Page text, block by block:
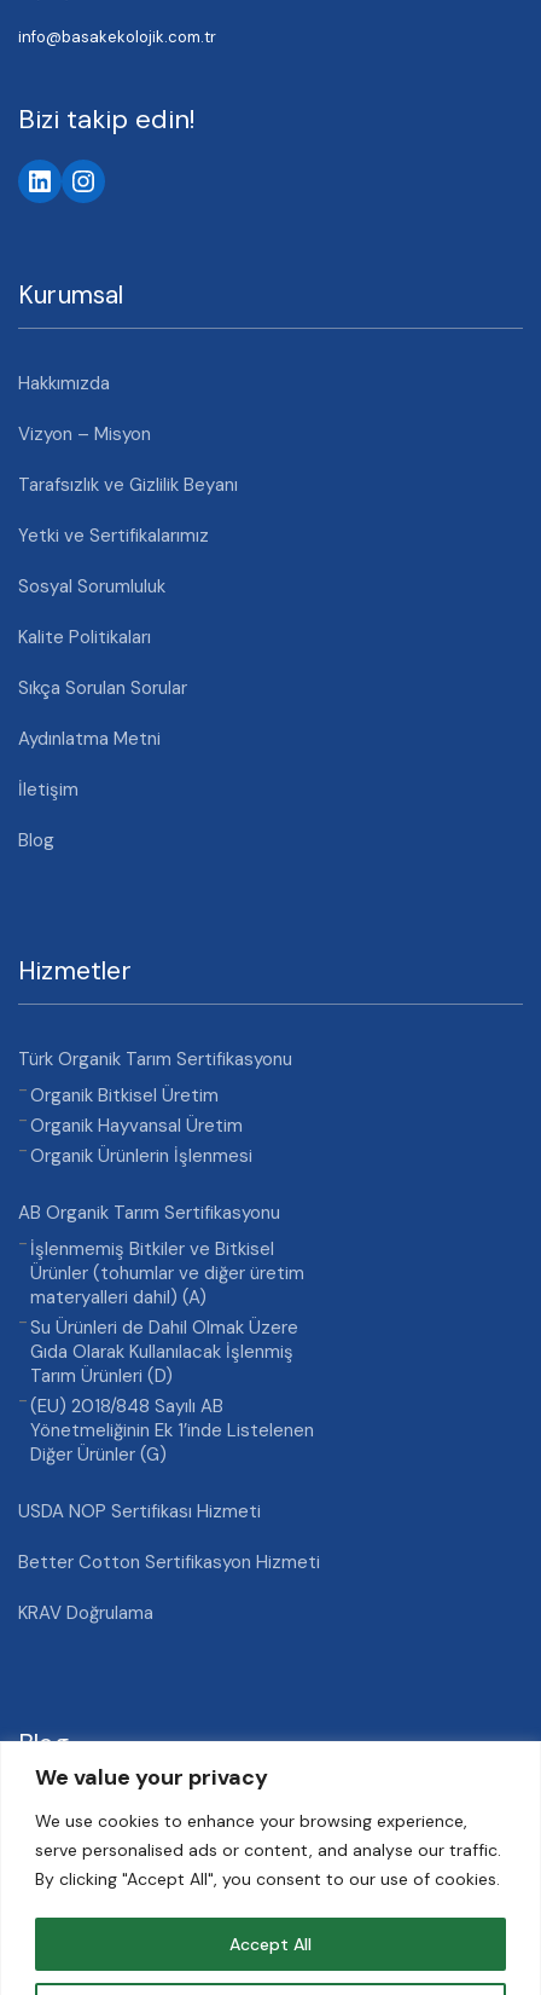
We value your privacy
We use cookies to enhance your browsing experience,
serve personalised ads or content, and analyse our traffic.
By clicking "Accept All", you consent to our use of cookies.
Accept All
info@basakekolojik.com.tr
Bizi takip edin!
LinkedInInstagram
Kurumsal
Hakkımızda
Vizyon – Misyon
Tarafsızlık ve Gizlilik Beyanı
Yetki ve Sertifikalarımız
Sosyal Sorumluluk
Kalite Politikaları
Sıkça Sorulan Sorular
Aydınlatma Metni
İletişim
Blog
Hizmetler
Türk Organik Tarım Sertifikasyonu
Organik Bitkisel Üretim
Organik Hayvansal Üretim
Organik Ürünlerin İşlenmesi
AB Organik Tarım Sertifikasyonu
İşlenmemiş Bitkiler ve Bitkisel
Ürünler (tohumlar ve diğer üretim
materyalleri dahil) (A)
Su Ürünleri de Dahil Olmak Üzere
Gıda Olarak Kullanılacak İşlenmiş
Tarım Ürünleri (D)
(EU) 2018/848 Sayılı AB
Yönetmeliğinin Ek 1’inde Listelenen
Diğer Ürünler (G)
USDA NOP Sertifikası Hizmeti
Better Cotton Sertifikasyon Hizmeti
KRAV Doğrulama
Blog
Nektarin Hastalıkları ve Zararlıları
Hububat Elevatörü Nedir?